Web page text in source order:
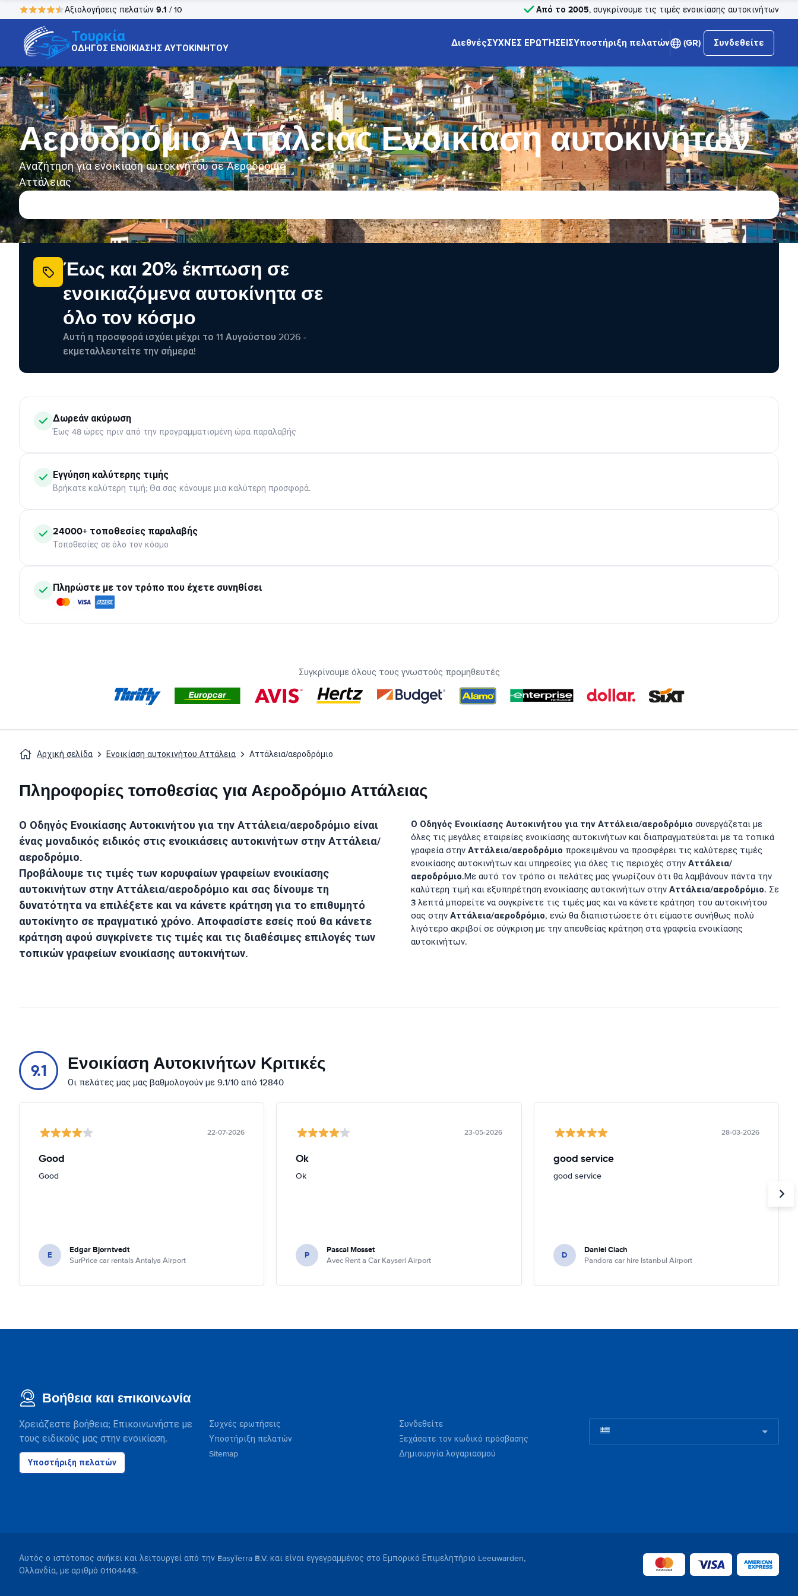
Αξιολογήσεις πελατών 9.1 / 10 Από το 2005, συγκρίνουμε τις τιμές ενοικίασης αυτοκινήτων
Τουρκία
ΟΔΗΓΟΣ ΕΝΟΙΚΙΑΣΗΣ ΑΥΤΟΚΙΝΗΤΟΥ ΔιεθνέςΣΥΧΝΈΣ ΕΡΩΤΉΣΕΙΣΥποστήριξη πελατών (GR) Συνδεθείτε
Αεροδρόμιο Αττάλειας Ενοικίαση αυτοκινήτων
Αναζήτηση για ενοικίαση αυτοκινήτου σε Αεροδρόμιο
Αττάλειας
Έως και 20% έκπτωση σε
ενοικιαζόμενα αυτοκίνητα σε
όλο τον κόσμο
Αυτή η προσφορά ισχύει μέχρι το 11 Αυγούστου 2026 -
εκμεταλλευτείτε την σήμερα!
Δωρεάν ακύρωση
Έως 48 ώρες πριν από την προγραμματισμένη ώρα παραλαβής
Εγγύηση καλύτερης τιμής
Βρήκατε καλύτερη τιμή; Θα σας κάνουμε μια καλύτερη προσφορά.
24000+ τοποθεσίες παραλαβής
Τοποθεσίες σε όλο τον κόσμο
Πληρώστε με τον τρόπο που έχετε συνηθίσει
Συγκρίνουμε όλους τους γνωστούς προμηθευτές
Αρχική σελίδα Ενοικίαση αυτοκινήτου Αττάλεια Αττάλεια/αεροδρόμιο
Πληροφορίες τοποθεσίας για Αεροδρόμιο Αττάλειας
Ο Οδηγός Ενοικίασης Αυτοκινήτου για τηνΑττάλεια/αεροδρόμιο είναι
ένας μοναδικός ειδικός στις ενοικιάσεις αυτοκινήτων στηνΑττάλεια/
αεροδρόμιο.
Προβάλουμε τις τιμές των κορυφαίων γραφείων ενοικίασης
αυτοκινήτων στηνΑττάλεια/αεροδρόμιο και σας δίνουμε τη
δυνατότητα να επιλέξετε και να κάνετε κράτηση για το επιθυμητό
αυτοκίνητο σε πραγματικό χρόνο. Αποφασίστε εσείς πού θα κάνετε
κράτηση αφού συγκρίνετε τις τιμές και τις διαθέσιμες επιλογές των
τοπικών γραφείων ενοικίασης αυτοκινήτων.
Ο Οδηγός Ενοικίασης Αυτοκινήτου για τηνΑττάλεια/αεροδρόμιο συνεργάζεται με
όλες τις μεγάλες εταιρείες ενοικίασης αυτοκινήτων και διαπραγματεύεται με τα τοπικά
γραφεία στην Αττάλεια/αεροδρόμιο προκειμένου να προσφέρει τις καλύτερες τιμές
ενοικίασης αυτοκινήτων και υπηρεσίες για όλες τις περιοχές στην Αττάλεια/
αεροδρόμιο.Με αυτό τον τρόπο οι πελάτες μας γνωρίζουν ότι θα λαμβάνουν πάντα την
καλύτερη τιμή και εξυπηρέτηση ενοικίασης αυτοκινήτων στην Αττάλεια/αεροδρόμιο. Σε
3 λεπτά μπορείτε να συγκρίνετε τις τιμές μας και να κάνετε κράτηση του αυτοκινήτου
σας στην Αττάλεια/αεροδρόμιο, ενώ θα διαπιστώσετε ότι είμαστε συνήθως πολύ
λιγότερο ακριβοί σε σύγκριση με την απευθείας κράτηση στα γραφεία ενοικίασης
αυτοκινήτων.
9.1 Ενοικίαση Αυτοκινήτων Κριτικές
Οι πελάτες μας μας βαθμολογούν με 9.1/10 από 12840
22-07-2026
Good
Good
E Edgar Bjorntvedt
SurPrice car rentals Antalya Airport
23-05-2026
Ok
Ok
P Pascal Mosset
Avec Rent a Car Kayseri Airport
28-03-2026
good service
good service
D Daniel Ciach
Pandora car hire Istanbul Airport
Βοήθεια και επικοινωνία
Χρειάζεστε βοήθεια; Επικοινωνήστε με
τους ειδικούς μας στην ενοικίαση.
Υποστήριξη πελατών
Συχνές ερωτήσεις
Υποστήριξη πελατών
Sitemap
Συνδεθείτε
Ξεχάσατε τον κωδικό πρόσβασης
Δημιουργία λογαριασμού
Αυτός ο ιστότοπος ανήκει και λειτουργεί από την EasyTerra B.V. και είναι εγγεγραμμένος στο Εμπορικό Επιμελητήριο Leeuwarden,
Ολλανδία, με αριθμό 01104443.